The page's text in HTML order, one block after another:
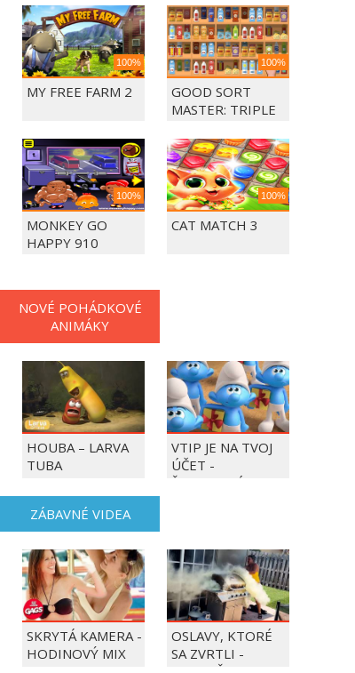
100%
MY FREE FARM 2
100%
GOOD SORT
MASTER: TRIPLE
100%
MONKEY GO
HAPPY 910
100%
CAT MATCH 3
NOVÉ POHÁDKOVÉ
ANIMÁKY
HOUBA – LARVA
TUBA
VTIP JE NA TVOJ
ÚČET -
ŠMOULOVÉ
ZÁBAVNÉ VIDEA
SKRYTÁ KAMERA -
HODINOVÝ MIX
OSLAVY, KTORÉ
SA ZVRTLI -